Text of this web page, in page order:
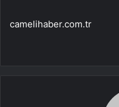
camelihaber.com.tr